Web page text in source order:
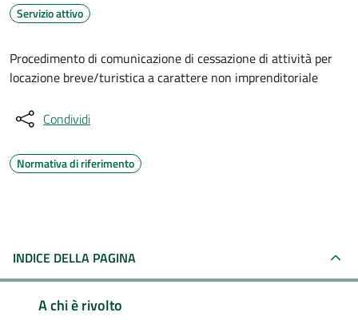
Servizio attivo
Procedimento di comunicazione di cessazione di attività per
locazione breve/turistica a carattere non imprenditoriale
Condividi
Normativa di riferimento
INDICE DELLA PAGINA
A chi è rivolto